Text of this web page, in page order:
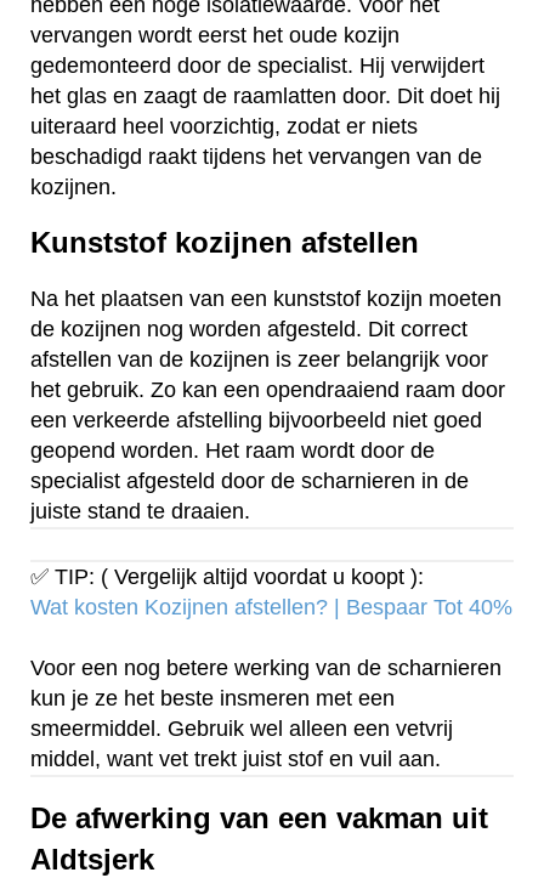
vervangen wordt eerst het oude kozijn
gedemonteerd door de specialist. Hij verwijdert
het glas en zaagt de raamlatten door. Dit doet hij
uiteraard heel voorzichtig, zodat er niets
beschadigd raakt tijdens het vervangen van de
kozijnen.
Kunststof kozijnen afstellen
Na het plaatsen van een kunststof kozijn moeten
de kozijnen nog worden afgesteld. Dit correct
afstellen van de kozijnen is zeer belangrijk voor
het gebruik. Zo kan een opendraaiend raam door
een verkeerde afstelling bijvoorbeeld niet goed
geopend worden. Het raam wordt door de
specialist afgesteld door de scharnieren in de
juiste stand te draaien.
✅ TIP: ( Vergelijk altijd voordat u koopt ):
Wat kosten Kozijnen afstellen? | Bespaar Tot 40%‎
Voor een nog betere werking van de scharnieren
kun je ze het beste insmeren met een
smeermiddel. Gebruik wel alleen een vetvrij
middel, want vet trekt juist stof en vuil aan.
De afwerking van een vakman uit
Aldtsjerk